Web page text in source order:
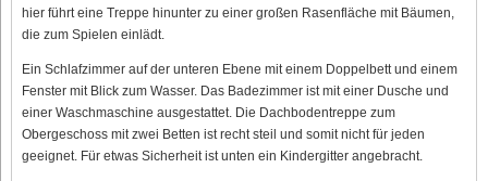
hier führt eine Treppe hinunter zu einer großen Rasenfläche mit Bäumen,
die zum Spielen einlädt.
Ein Schlafzimmer auf der unteren Ebene mit einem Doppelbett und einem
Fenster mit Blick zum Wasser. Das Badezimmer ist mit einer Dusche und
einer Waschmaschine ausgestattet. Die Dachbodentreppe zum
Obergeschoss mit zwei Betten ist recht steil und somit nicht für jeden
geeignet. Für etwas Sicherheit ist unten ein Kindergitter angebracht.